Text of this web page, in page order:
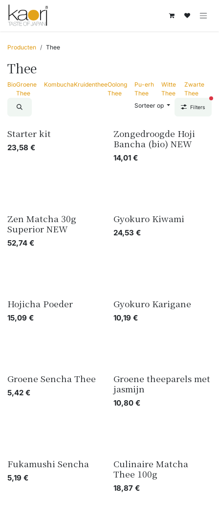
Overslaan naar inhoud
Producten Thee
Thee
BioGroene
Thee
KombuchaKruidentheeOolong
Thee
Pu-erh
Thee
Witte
Thee
Zwarte
Thee
Sorteer op
Filters
Starter kit
23,58 €
Zongedroogde Hoji
Bancha (bio) NEW
14,01€
Zen Matcha 30g
Superior NEW
52,74 €
Gyokuro Kiwami
24,53 €
Hojicha Poeder
15,09 €
Gyokuro Karigane
10,19 €
Groene Sencha Thee
5,42 €
Groene theeparels met
jasmijn
10,80€
Fukamushi Sencha
5,19 €
Culinaire Matcha
Thee 100g
18,87€